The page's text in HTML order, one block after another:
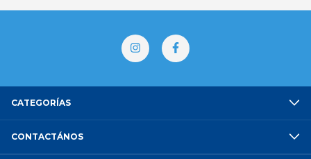
CATEGORÍAS
CONTACTÁNOS